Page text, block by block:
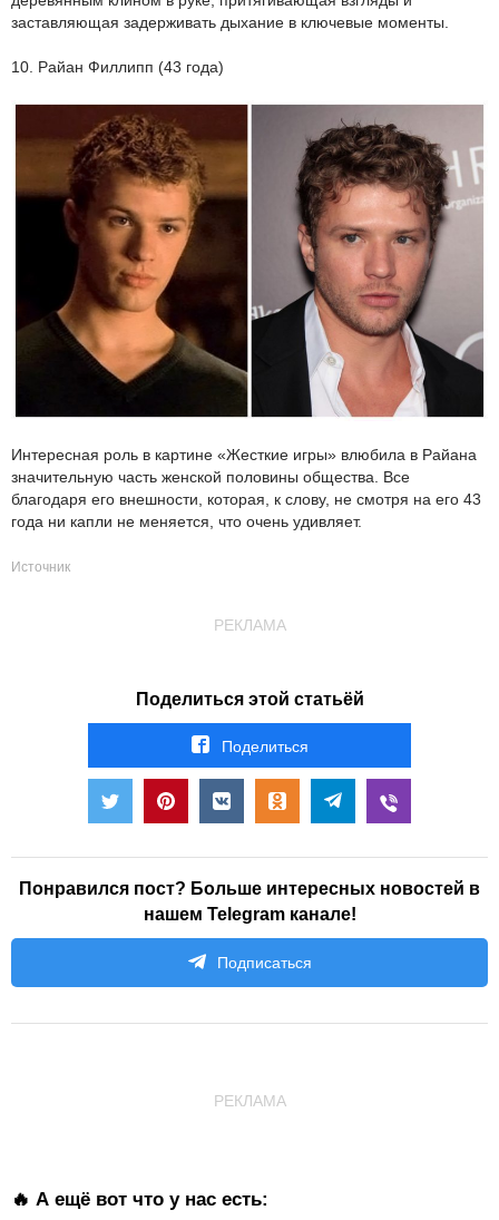
заставляющая задерживать дыхание в ключевые моменты.
10. Райан Филлипп (43 года)
Интересная роль в картине «Жесткие игры» влюбила в Райана
значительную часть женской половины общества. Все
благодаря его внешности, которая, к слову, не смотря на его 43
года ни капли не меняется, что очень удивляет.
Источник
РЕКЛАМА
Поделиться этой статьёй
Поделиться
Понравился пост? Больше интересных новостей в
нашем Telegram канале!
Подписаться
РЕКЛАМА
🔥 А ещё вот что у нас есть: